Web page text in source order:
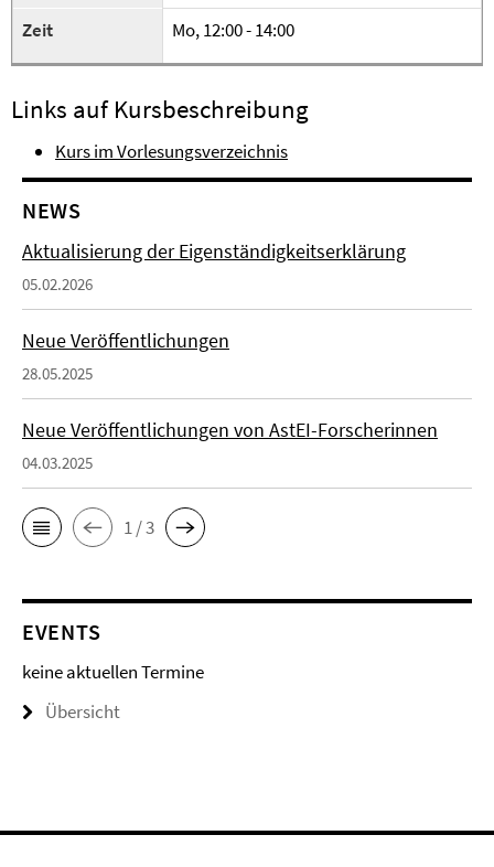
Zeit
Mo, 12:00 - 14:00
Links auf Kursbeschreibung
Kurs im Vorlesungsverzeichnis
NEWS
Aktualisierung der Eigenständigkeitserklärung
05.02.2026
Neue Veröffentlichungen
28.05.2025
Neue Veröffentlichungen von AstEI-Forscherinnen
04.03.2025
1 / 3
EVENTS
keine aktuellen Termine
Übersicht